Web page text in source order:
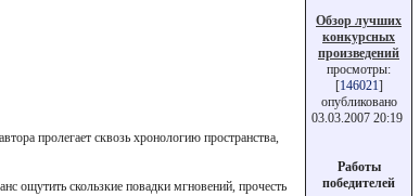
пролегает сквозь хронологию пространства,
ощутить скользкие повадки мгновений, прочесть
Обзор лучших
конкурсных
произведений
просмотры:
[146021]
опубликовано
03.03.2007 20:19
Работы
победителей